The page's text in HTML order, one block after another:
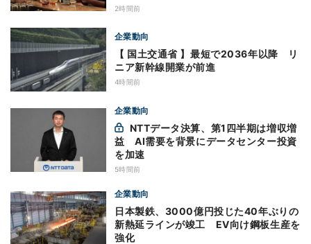
2時間前
企業動向
【 国土交通省 】最短で2036年以降 リ
ニア新幹線開業が前進
4時間前
企業動向
益 AI需要を背景にデータセンター投資
を加速
5時間前
企業動向
日本製鉄、3000億円投じた40年ぶりの
新熱延ラインが竣工 EV向け鋼板生産を
強化